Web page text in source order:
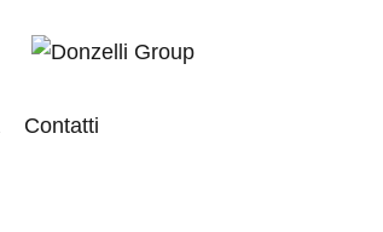
Contatti